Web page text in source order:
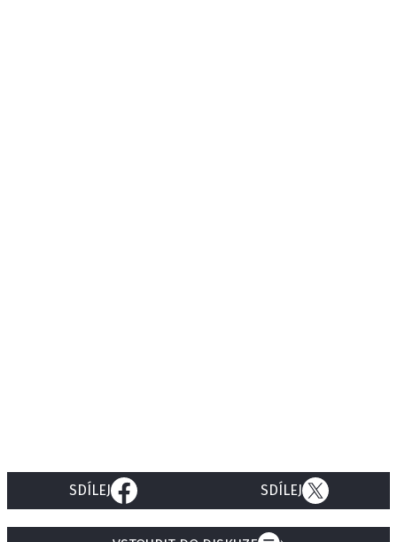
SDÍLEJ SDÍLEJ